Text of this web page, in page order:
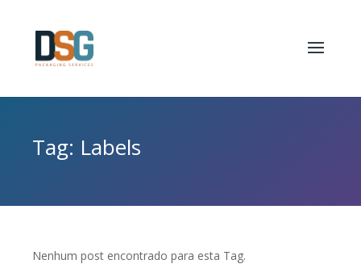
Tag: Labels
Nenhum post encontrado para esta Tag.